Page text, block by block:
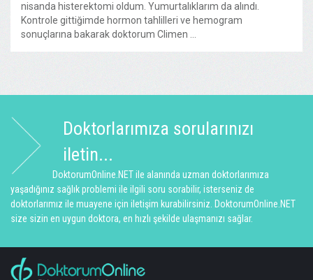
nisanda histerektomi oldum. Yumurtalıklarım da alındı.
Kontrole gittiğimde hormon tahlilleri ve hemogram
sonuçlarına bakarak doktorum Climen ...
Doktorlarımıza sorularınızı
iletin...
DoktorumOnline.NET ile alanında uzman doktorlarımıza
yaşadığınız sağlık problemi ile ilgili soru sorabilir, isterseniz de
doktorlarımız ile muayene için iletişim kurabilirsiniz. DoktorumOnline.NET
size sizin en uygun doktora, en hızlı şekilde ulaşmanızı sağlar.